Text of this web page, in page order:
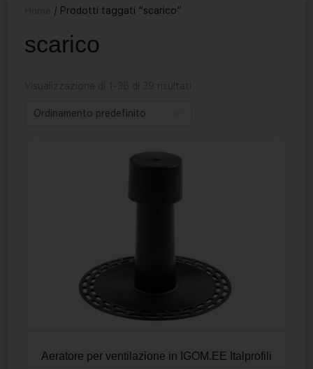
/ Prodotti taggati “scarico”
scarico
Aeratore per ventilazione in IGOM.EE Italprofili